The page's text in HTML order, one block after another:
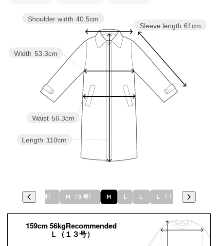
Sleeve length 61cm
Length 110cm
Waist 56.3cm
Width 53.3cm
Shoulder width 40.5cm
Ｓ（５号） Ｍ（９号） Ｍ L Ｌ
159cm 56kgRecommended
Ｌ（１３号）